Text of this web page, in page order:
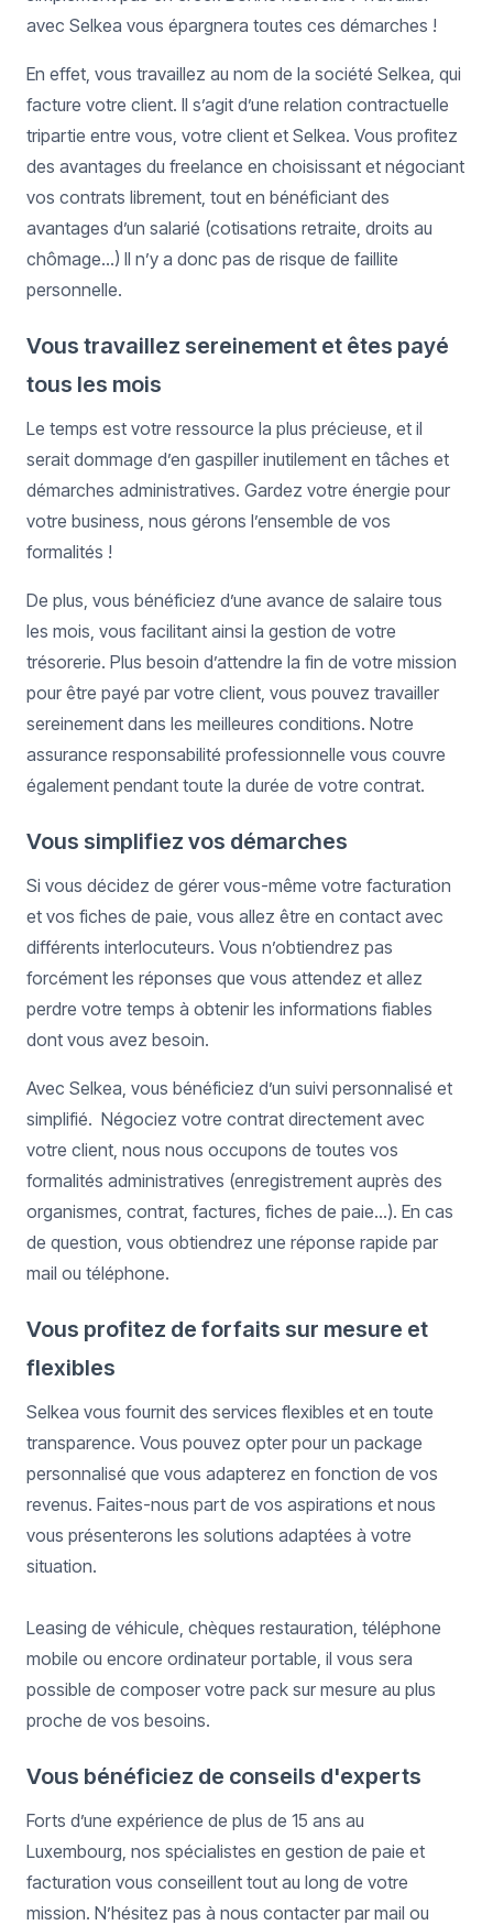
avec Selkea vous épargnera toutes ces démarches !
En effet, vous travaillez au nom de la société Selkea, qui
facture votre client. Il s’agit d’une relation contractuelle
tripartie entre vous, votre client et Selkea. Vous profitez
des avantages du freelance en choisissant et négociant
vos contrats librement, tout en bénéficiant des
avantages d’un salarié (cotisations retraite, droits au
chômage…) Il n’y a donc pas de risque de faillite
personnelle.
Vous travaillez sereinement et êtes payé
tous les mois
Le temps est votre ressource la plus précieuse, et il
serait dommage d’en gaspiller inutilement en tâches et
démarches administratives. Gardez votre énergie pour
votre business, nous gérons l’ensemble de vos
formalités !
De plus, vous bénéficiez d’une avance de salaire tous
les mois, vous facilitant ainsi la gestion de votre
trésorerie. Plus besoin d’attendre la fin de votre mission
pour être payé par votre client, vous pouvez travailler
sereinement dans les meilleures conditions. Notre
assurance responsabilité professionnelle vous couvre
également pendant toute la durée de votre contrat.
Vous simplifiez vos démarches
Si vous décidez de gérer vous-même votre facturation
et vos fiches de paie, vous allez être en contact avec
différents interlocuteurs. Vous n’obtiendrez pas
forcément les réponses que vous attendez et allez
perdre votre temps à obtenir les informations fiables
dont vous avez besoin.
Avec Selkea, vous bénéficiez d’un suivi personnalisé et
simplifié. Négociez votre contrat directement avec
votre client, nous nous occupons de toutes vos
formalités administratives (enregistrement auprès des
organismes, contrat, factures, fiches de paie…). En cas
de question, vous obtiendrez une réponse rapide par
mail ou téléphone.
Vous profitez de forfaits sur mesure et
flexibles
Selkea vous fournit des services flexibles et en toute
transparence. Vous pouvez opter pour un package
personnalisé que vous adapterez en fonction de vos
revenus. Faites-nous part de vos aspirations et nous
vous présenterons les solutions adaptées à votre
situation.
Leasing de véhicule, chèques restauration, téléphone
mobile ou encore ordinateur portable, il vous sera
possible de composer votre pack sur mesure au plus
proche de vos besoins.
Vous bénéficiez de conseils d'experts
Forts d’une expérience de plus de 15 ans au
Luxembourg, nos spécialistes en gestion de paie et
facturation vous conseillent tout au long de votre
mission. N’hésitez pas à nous contacter par mail ou